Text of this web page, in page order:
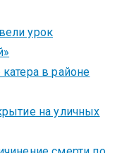
урок
в районе
на уличных